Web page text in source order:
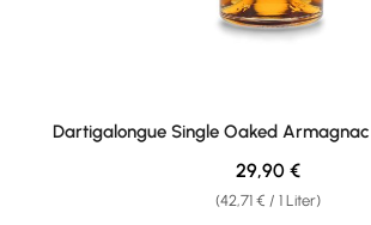
Dartigalongue Single Oaked
(42,71 € / 1 Liter)
Regulärer Preis:
29,90 €